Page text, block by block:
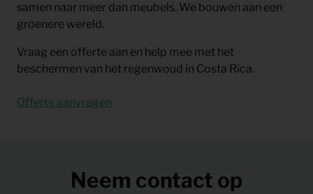
samen naar meer dan meubels. We bouwen aan een
groenere wereld.
Vraag een offerte aan en help mee met het
beschermen van het regenwoud in Costa Rica.
Offerte aanvragen
Neem contact op